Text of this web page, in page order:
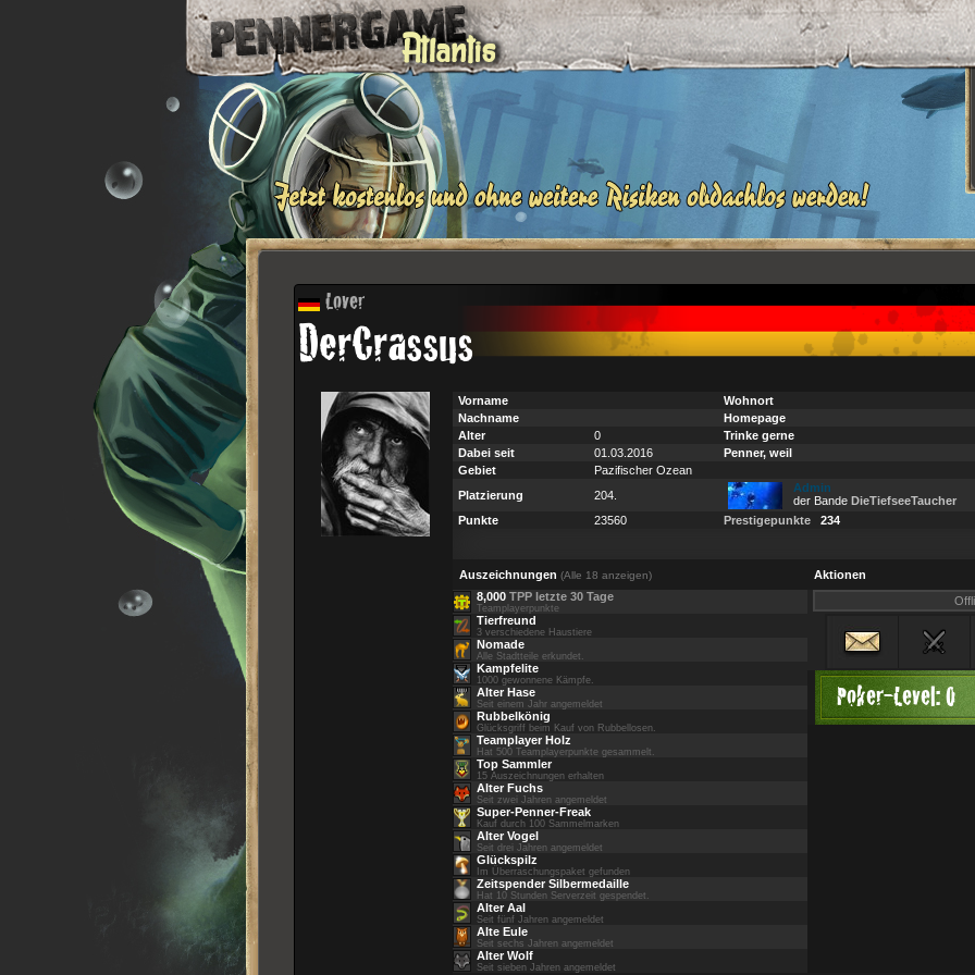
Lover
DerCrassus
Vorname
Wohnort
Nachname
Homepage
Alter
0
Trinke gerne
Dabei seit
01.03.2016
Penner, weil
Gebiet
Pazifischer Ozean
Platzierung
204.
Admin
der Bande DieTiefseeTaucher
Punkte
23560 Prestigepunkte 234
Auszeichnungen (Alle 18 anzeigen)
8,000 TPP letzte 30 Tage
Teamplayerpunkte
Tierfreund
3 verschiedene Haustiere
Nomade
Alle Stadtteile erkundet.
Kampfelite
1000 gewonnene Kämpfe.
Alter Hase
Seit einem Jahr angemeldet
Rubbelkönig
Glücksgriff beim Kauf von Rubbellosen.
Teamplayer Holz
Hat 500 Teamplayerpunkte gesammelt.
Top Sammler
15 Auszeichnungen erhalten
Alter Fuchs
Seit zwei Jahren angemeldet
Super-Penner-Freak
Kauf durch 100 Sammelmarken
Alter Vogel
Seit drei Jahren angemeldet
Glückspilz
Im Überraschungspaket gefunden
Zeitspender Silbermedaille
Hat 10 Stunden Serverzeit gespendet.
Alter Aal
Seit fünf Jahren angemeldet
Alte Eule
Seit sechs Jahren angemeldet
Alter Wolf
Seit sieben Jahren angemeldet
Aktionen
Poker-Level:0